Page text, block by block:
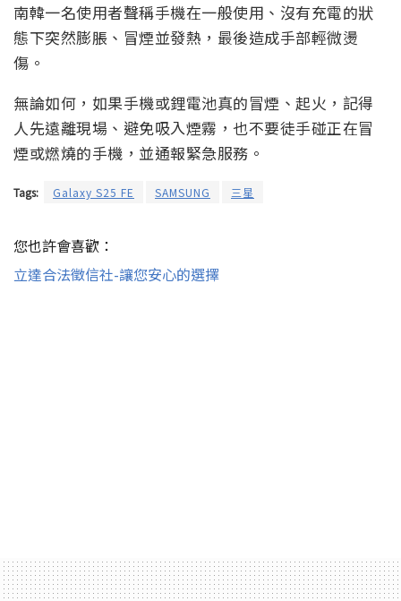
南韓一名使用者聲稱手機在一般使用、沒有充電的狀
態下突然膨脹、冒煙並發熱，最後造成手部輕微燙
傷。
無論如何，如果手機或鋰電池真的冒煙、起火，記得
人先遠離現場、避免吸入煙霧，也不要徒手碰正在冒
煙或燃燒的手機，並通報緊急服務。
Tags: Galaxy S25 FE SAMSUNG 三星
您也許會喜歡：
立達合法徵信社-讓您安心的選擇